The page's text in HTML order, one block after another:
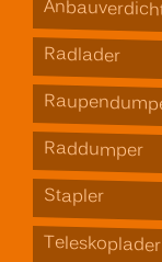
Radlader
Raddumper
Stapler
Teleskoplader